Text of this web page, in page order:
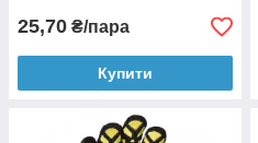
25,70 ₴/пара
Купити